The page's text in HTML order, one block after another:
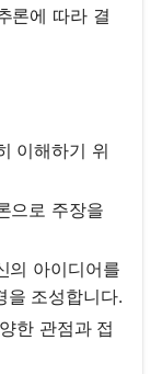
론에 따라 결
이해하기 위
으로 주장을
의 아이디어를
을 조성합니다.
한 관점과 접